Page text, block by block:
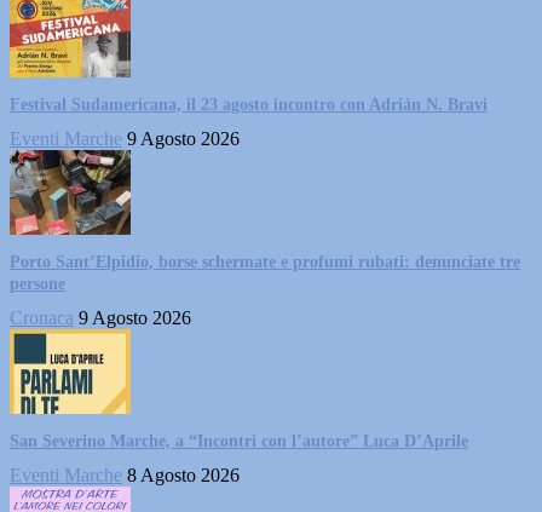
Festival Sudamericana, il 23 agosto incontro con Adrián N. Bravi
Eventi Marche 9 Agosto 2026
Porto Sant’Elpidio, borse schermate e profumi rubati: denunciate tre
persone
Cronaca 9 Agosto 2026
San Severino Marche, a “Incontri con l’autore” Luca D’Aprile
Eventi Marche 8 Agosto 2026